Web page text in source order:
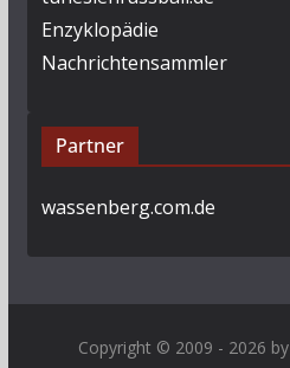
Enzyklopädie
Nachrichtensammler
Partner
wassenberg.com.de
Copyright © 2009 - 2026 by